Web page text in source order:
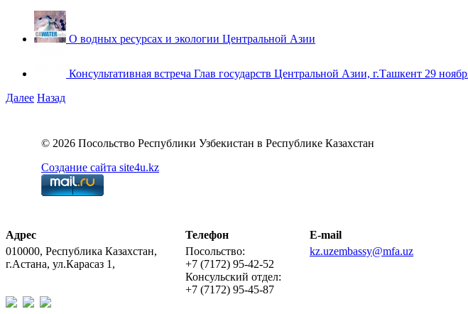
О водных ресурсах и экологии Центральной Азии
Консультативная встреча Глав государств Центральной Азии, г.Ташкент 29
Далее Назад
© 2026 Посольство Республики Узбекистан в Республике Казахстан
Создание сайта site4u.kz
Адрес
010000, Республика Казахстан,
г.Астана, ул.Карасаз 1,
Телефон
Посольство:
+7 (7172) 95-42-52
Консульский отдел:
+7 (7172) 95-45-87
E-mail
kz.uzembassy@mfa.uz